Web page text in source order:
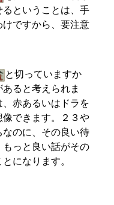
ということは、手
ですから、要注意
と切っていますか
ると考えられま
赤あるいはドラを
できます。２３や
なのに、その良い待
っと良い話がその
になります。